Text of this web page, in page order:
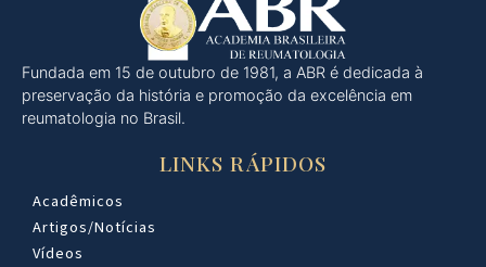
Fundada em 15 de outubro de 1981, a ABR é dedicada à
preservação da história e promoção da excelência em
reumatologia no Brasil.
LINKS RÁPIDOS
Acadêmicos
Artigos/Notícias
Vídeos